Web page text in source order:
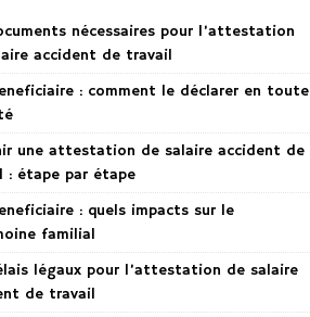
nécessaires pour l’attestation
accident de travail
: comment le déclarer en toute
une attestation de salaire accident de
: étape par étape
: quels impacts sur le
familial
légaux pour l’attestation de salaire
de travail